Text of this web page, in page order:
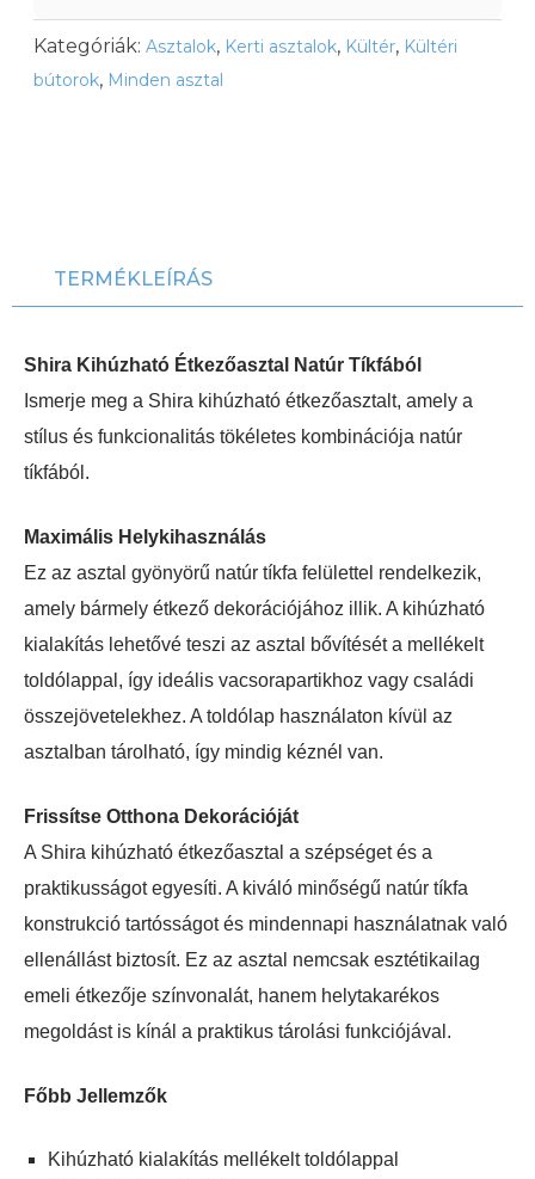
Kategóriák: Asztalok, Kerti asztalok, Kültér, Kültéri
bútorok, Minden asztal
TERMÉKLEÍRÁS
Shira Kihúzható Étkezőasztal Natúr Tíkfából
Ismerje meg a Shira kihúzható étkezőasztalt, amely a
stílus és funkcionalitás tökéletes kombinációja natúr
tíkfából.
Maximális Helykihasználás
Ez az asztal gyönyörű natúr tíkfa felülettel rendelkezik,
amely bármely étkező dekorációjához illik. A kihúzható
kialakítás lehetővé teszi az asztal bővítését a mellékelt
toldólappal, így ideális vacsorapartikhoz vagy családi
összejövetelekhez. A toldólap használaton kívül az
asztalban tárolható, így mindig kéznél van.
Frissítse Otthona Dekorációját
A Shira kihúzható étkezőasztal a szépséget és a
praktikusságot egyesíti. A kiváló minőségű natúr tíkfa
konstrukció tartósságot és mindennapi használatnak való
ellenállást biztosít. Ez az asztal nemcsak esztétikailag
emeli étkezője színvonalát, hanem helytakarékos
megoldást is kínál a praktikus tárolási funkciójával.
Főbb Jellemzők
Kihúzható kialakítás mellékelt toldólappal